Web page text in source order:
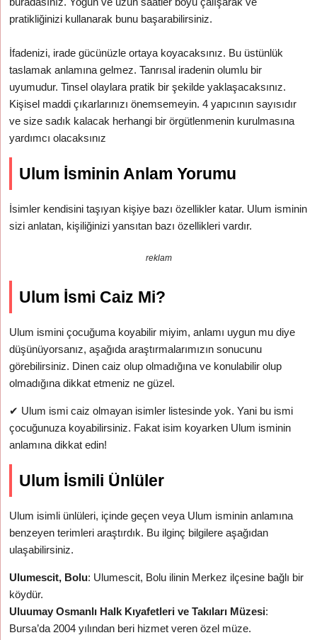
pratikliğinizi kullanarak bunu başarabilirsiniz.
İfadenizi, irade gücünüzle ortaya koyacaksınız. Bu üstünlük
taslamak anlamına gelmez. Tanrısal iradenin olumlu bir
uyumudur. Tinsel olaylara pratik bir şekilde yaklaşacaksınız.
Kişisel maddi çıkarlarınızı önemsemeyin. 4 yapıcının sayısıdır
ve size sadık kalacak herhangi bir örgütlenmenin kurulmasına
yardımcı olacaksınız
Ulum İsminin Anlam Yorumu
İsimler kendisini taşıyan kişiye bazı özellikler katar. Ulum isminin
sizi anlatan, kişiliğinizi yansıtan bazı özellikleri vardır.
reklam
Ulum İsmi Caiz Mi?
Ulum ismini çocuğuma koyabilir miyim, anlamı uygun mu diye
düşünüyorsanız, aşağıda araştırmalarımızın sonucunu
görebilirsiniz. Dinen caiz olup olmadığına ve konulabilir olup
olmadığına dikkat etmeniz ne güzel.
✔ Ulum ismi caiz olmayan isimler listesinde yok. Yani bu ismi
çocuğunuza koyabilirsiniz. Fakat isim koyarken Ulum isminin
anlamına dikkat edin!
Ulum İsmili Ünlüler
Ulum isimli ünlüleri, içinde geçen veya Ulum isminin anlamına
benzeyen terimleri araştırdık. Bu ilginç bilgilere aşağıdan
ulaşabilirsiniz.
Ulumescit, Bolu: Ulumescit, Bolu ilinin Merkez ilçesine bağlı bir
köydür.
Uluumay Osmanlı Halk Kıyafetleri ve Takıları Müzesi:
Bursa’da 2004 yılından beri hizmet veren özel müze.